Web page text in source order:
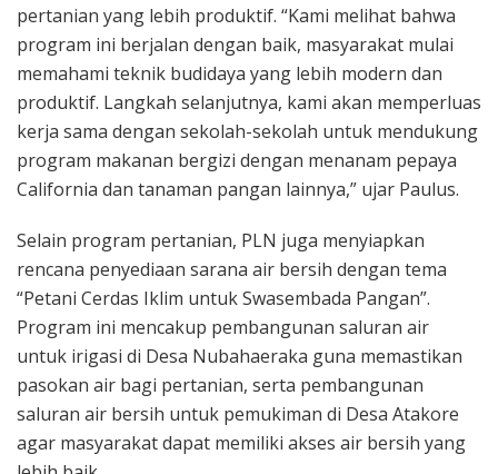
pertanian yang lebih produktif. “Kami melihat bahwa
program ini berjalan dengan baik, masyarakat mulai
memahami teknik budidaya yang lebih modern dan
produktif. Langkah selanjutnya, kami akan memperluas
kerja sama dengan sekolah-sekolah untuk mendukung
program makanan bergizi dengan menanam pepaya
California dan tanaman pangan lainnya,” ujar Paulus.
Selain program pertanian, PLN juga menyiapkan
rencana penyediaan sarana air bersih dengan tema
“Petani Cerdas Iklim untuk Swasembada Pangan”.
Program ini mencakup pembangunan saluran air
untuk irigasi di Desa Nubahaeraka guna memastikan
pasokan air bagi pertanian, serta pembangunan
saluran air bersih untuk pemukiman di Desa Atakore
agar masyarakat dapat memiliki akses air bersih yang